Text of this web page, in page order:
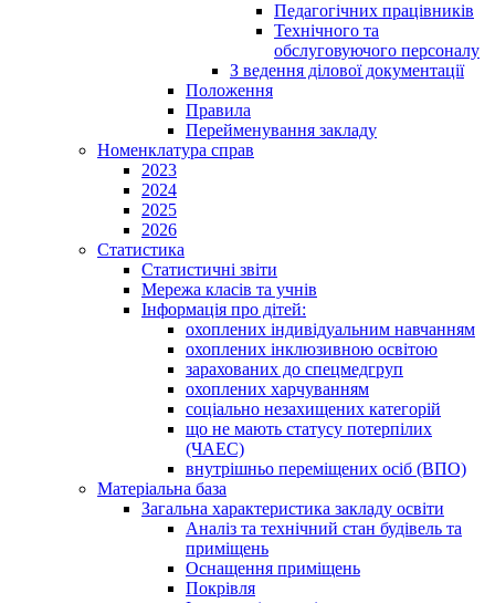
Педагогічних працівників
Технічного та
обслуговуючого персоналу
З ведення ділової документації
Положення
Правила
Перейменування закладу
Номенклатура справ
2023
2024
2025
2026
Статистика
Статистичні звіти
Мережа класів та учнів
Інформація про дітей:
охоплених індивідуальним навчанням
охоплених інклюзивною освітою
зарахованих до спецмедгруп
охоплених харчуванням
соціально незахищених категорій
що не мають статусу потерпілих
(ЧАЕС)
внутрішньо переміщених осіб (ВПО)
Матеріальна база
Загальна характеристика закладу освіти
Аналіз та технічний стан будівель та
приміщень
Оснащення приміщень
Покрівля